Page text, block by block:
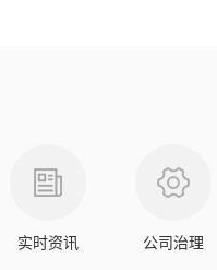
实时资讯 公司治理